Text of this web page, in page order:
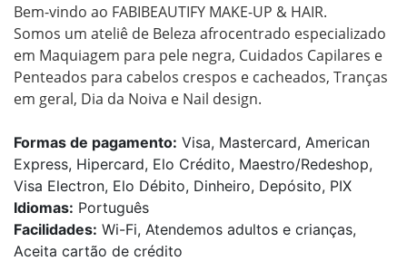
Bem-vindo ao FABIBEAUTIFY MAKE-UP & HAIR.
Somos um ateliê de Beleza afrocentrado especializado
em Maquiagem para pele negra, Cuidados Capilares e
Penteados para cabelos crespos e cacheados, Tranças
em geral, Dia da Noiva e Nail design.
Formas de pagamento: Visa, Mastercard, American
Express, Hipercard, Elo Crédito, Maestro/Redeshop,
Visa Electron, Elo Débito, Dinheiro, Depósito, PIX
Idiomas: Português
Facilidades: Wi-Fi, Atendemos adultos e crianças,
Aceita cartão de crédito